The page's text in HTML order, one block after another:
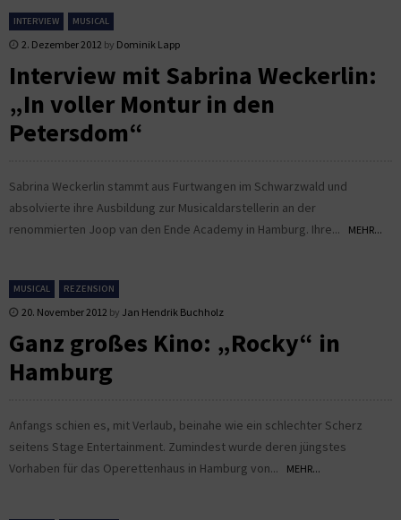
INTERVIEW MUSICAL
2. Dezember 2012 by Dominik Lapp
Interview mit Sabrina Weckerlin:
„In voller Montur in den
Petersdom“
Sabrina Weckerlin stammt aus Furtwangen im Schwarzwald und
absolvierte ihre Ausbildung zur Musicaldarstellerin an der
renommierten Joop van den Ende Academy in Hamburg. Ihre...
MEHR...
MUSICAL REZENSION
20. November 2012 by Jan Hendrik Buchholz
Ganz großes Kino: „Rocky“ in
Hamburg
Anfangs schien es, mit Verlaub, beinahe wie ein schlechter Scherz
seitens Stage Entertainment. Zumindest wurde deren jüngstes
Vorhaben für das Operettenhaus in Hamburg von...
MEHR...